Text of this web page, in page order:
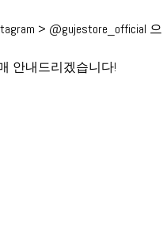
> @gujestore_official
안내드리겠습니다!